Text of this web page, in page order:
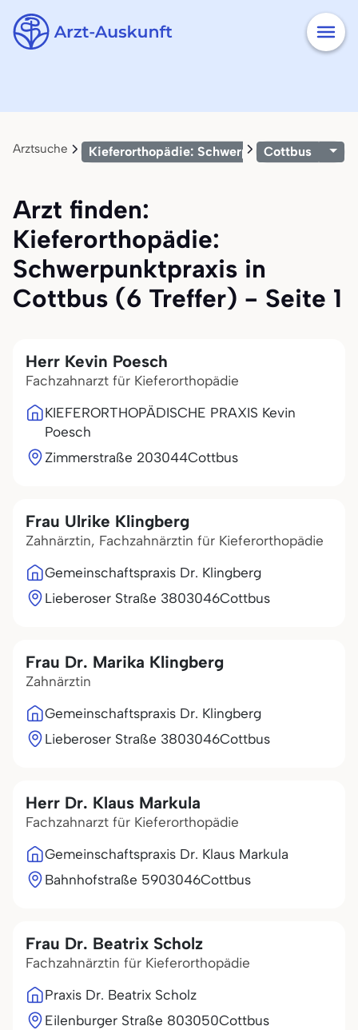
Arztsuche Kieferorthopädie: Schwerpunktpraxis
Cottbus
Arzt finden:
Kieferorthopädie:
Schwerpunktpraxis in
Cottbus (6 Treffer) - Seite 1
Herr Kevin Poesch
Fachzahnarzt für Kieferorthopädie
KIEFERORTHOPÄDISCHE PRAXIS Kevin
Poesch
Zimmerstraße 203044Cottbus
Frau Ulrike Klingberg
Zahnärztin, Fachzahnärztin für Kieferorthopädie
Gemeinschaftspraxis Dr. Klingberg
Lieberoser Straße 3803046Cottbus
Frau Dr. Marika Klingberg
Zahnärztin
Gemeinschaftspraxis Dr. Klingberg
Lieberoser Straße 3803046Cottbus
Herr Dr. Klaus Markula
Fachzahnarzt für Kieferorthopädie
Gemeinschaftspraxis Dr. Klaus Markula
Bahnhofstraße 5903046Cottbus
Frau Dr. Beatrix Scholz
Fachzahnärztin für Kieferorthopädie
Praxis Dr. Beatrix Scholz
Eilenburger Straße 803050Cottbus